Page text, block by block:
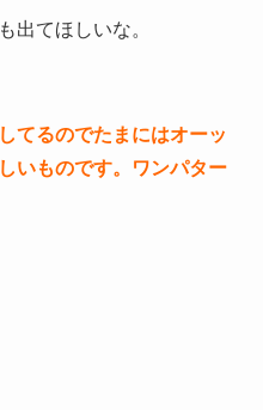
出てほしいな。
てるのでたまにはオーッ
いものです。ワンパター